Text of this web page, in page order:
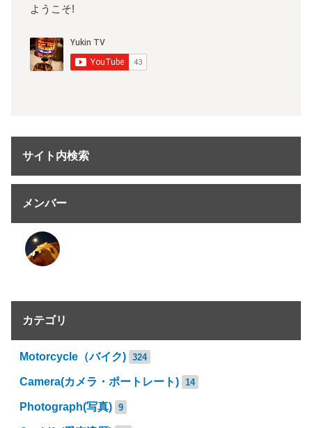
ようこそ!
サイト内検索
メンバー
カテゴリ
Motorcycle（バイク) 324
Camera(カメラ・ポートレート) 14
Photograph(写真) 9